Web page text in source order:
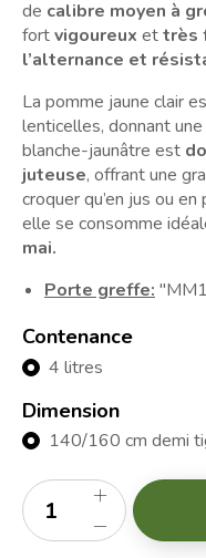
de calibre moyen à
fortvigoureux ettrès
l’alternance et
La pomme jaune clair
lenticelles, donnant
blanche-jaunâtre est
juteuse, offrant une
croquer qu’en jus ou
elle se consomme
mai.
Porte greffe:
Contenance
4 litres
Dimension
140/160 cm demi